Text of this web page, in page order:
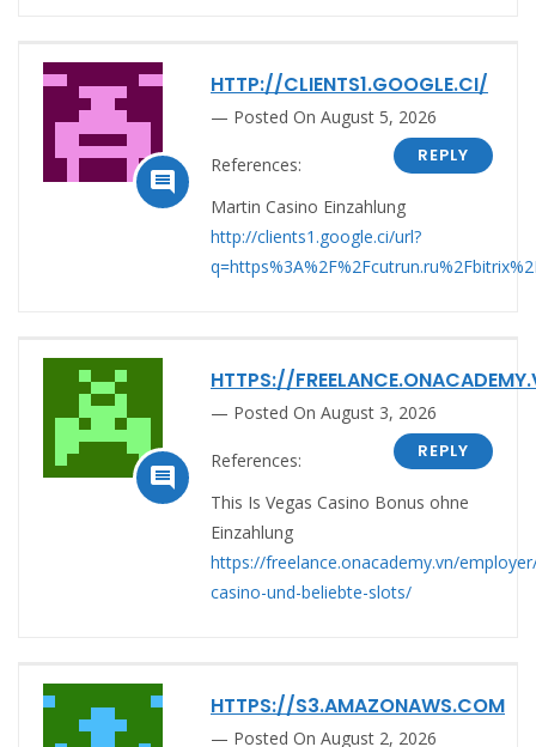

HTTP://CLIENTS1.GOOGLE.CI/
Posted On August 5, 2026
REPLY
References:
Martin Casino Einzahlung
http://clients1.google.ci/url?

HTTPS://
Posted On August 3, 2026
REPLY
References:
This Is Vegas Casino Bonus ohne
Einzahlung
https://freelance.onacademy.vn/
casino-und-beliebte-slots/
HTTPS://S3.AMAZONAWS.COM
Posted On August 2, 2026